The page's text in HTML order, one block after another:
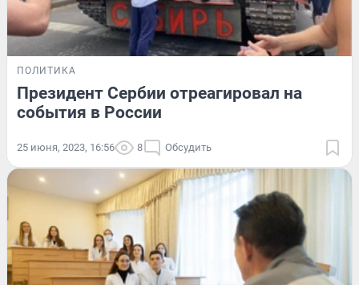
ПОЛИТИКА
Президент Сербии отреагировал на
события в России
25 июня, 2023, 16:56 8 Обсудить